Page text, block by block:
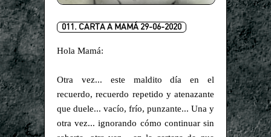
011. CARTA A MAMÁ 29-06-2020
Hola Mamá:
Otra vez... este maldito día en el
recuerdo, recuerdo repetido y atenazante
que duele... vacío, frío, punzante... Una y
otra vez... ignorando cómo continuar sin